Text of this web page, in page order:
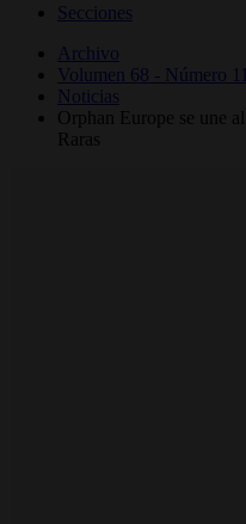
Secciones
Archivo
Volumen 68 - Número
Noticias
Orphan Europe se une
Raras